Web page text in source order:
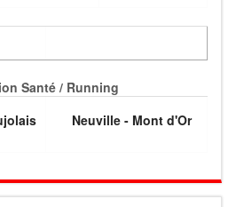
Santé / Running
Neuville - Mont d'Or